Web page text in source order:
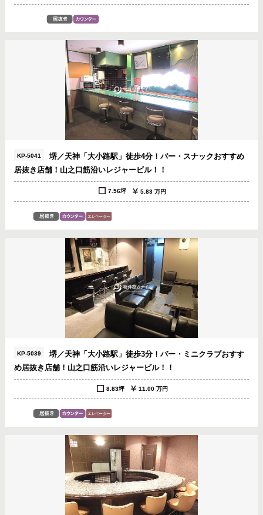
KP-5041
堺／天神「大小路駅」徒歩4分！バー・スナックおすすめ
居抜き店舗！山之口筋沿いレジャービル！！
7.56坪 5.83 万円
KP-5039
堺／天神「大小路駅」徒歩3分！バー・ミニクラブおすす
め居抜き店舗！山之口筋沿いレジャービル！！
8.83坪 11.00 万円